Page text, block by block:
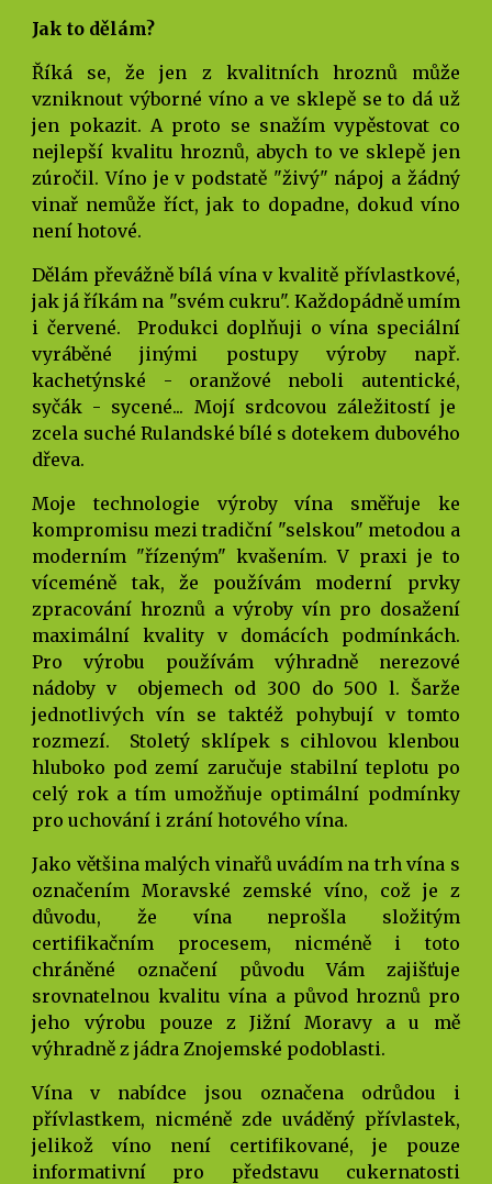
Jak to dělám?
Říká se, že jen z kvalitních hroznů může
vzniknout výborné víno a ve sklepě se to dá už
jen pokazit. A proto se snažím vypěstovat co
nejlepší kvalitu hroznů, abych to ve sklepě jen
zúročil. Víno je v podstatě "živý" nápoj a žádný
vinař nemůže říct, jak to dopadne, dokud víno
není hotové.
Dělám převážně bílá vína v kvalitě přívlastkové,
jak já říkám na "svém cukru". Každopádně umím
i červené. Produkci doplňuji o vína speciální
vyráběné jinými postupy výroby např.
kachetýnské - oranžové neboli autentické,
syčák - sycené... Mojí srdcovou záležitostí je
zcela suché Rulandské bílé s dotekem dubového
dřeva.
Moje technologie výroby vína směřuje ke
kompromisu mezi tradiční "selskou" metodou a
moderním "řízeným" kvašením. V praxi je to
víceméně tak, že používám moderní prvky
zpracování hroznů a výroby vín pro dosažení
maximální kvality v domácích podmínkách.
Pro výrobu používám výhradně nerezové
nádoby v objemech od 300 do 500 l. Šarže
jednotlivých vín se taktéž pohybují v tomto
rozmezí. Stoletý sklípek s cihlovou klenbou
hluboko pod zemí zaručuje stabilní teplotu po
celý rok a tím umožňuje optimální podmínky
pro uchování i zrání hotového vína.
Jako většina malých vinařů uvádím na trh vína s
označením Moravské zemské víno, což je z
důvodu, že vína neprošla složitým
certifikačním procesem, nicméně i toto
chráněné označení původu Vám zajišťuje
srovnatelnou kvalitu vína a původ hroznů pro
jeho výrobu pouze z Jižní Moravy a u mě
výhradně z jádra Znojemské podoblasti.
Vína v nabídce jsou označena odrůdou i
přívlastkem, nicméně zde uváděný přívlastek,
jelikož víno není certifikované, je pouze
informativní pro představu cukernatosti